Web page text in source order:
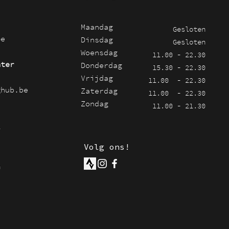
Gesloten
Gesloten
11.00 - 22.30
15.30 - 22.30
11.00 - 22.30
11.00 - 22.30
11.00 - 21.30
Maandag
Dinsdag
Woensdag
Donderdag
Vrijdag
Zaterdag
Zondag
Volg ons!